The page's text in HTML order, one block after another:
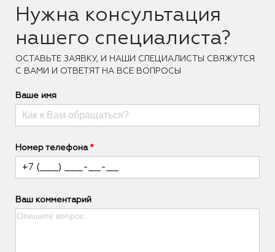
Нужна консультация
нашего специалиста?
ОCТАВЬТЕ ЗАЯВКУ, И НАШИ СПЕЦИАЛИСТЫ СВЯЖУТСЯ
С ВАМИ И ОТВЕТЯТ НА ВСЕ ВОПРОСЫ
Ваше имя
Номер телефона
Ваш комментарий